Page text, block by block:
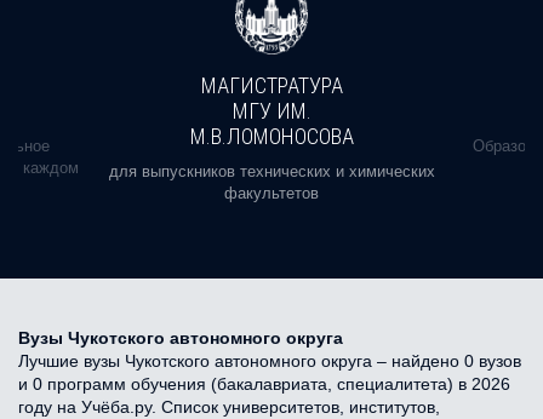
в каждом
МАГИСТРАТУРА
МГУ ИМ.
М.В.ЛОМОНОСОВА
для выпускников технических и химических
факультетов
Вузы Чукотского автономного округа
Лучшие вузы Чукотского автономного округа – найдено 0 вузов
и 0 программ обучения (бакалавриата, специалитета) в 2026
году на Учёба.ру. Список университетов, институтов,